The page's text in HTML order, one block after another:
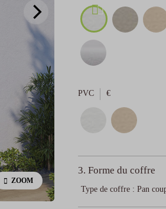
ZOOM
PVC €
3. Forme du coffre
Type de coffre : Pan